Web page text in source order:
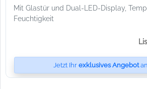
Mit Glastür und Dual-LED-Display,
Feuchtigkeit
Jetzt Ihr exklusives Angebot